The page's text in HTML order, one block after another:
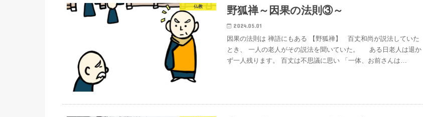
仏教 野狐禅～因果の法則③～
2024.05.01
因果の法則は 禅語にもある 【野狐禅】 百丈和尚が説法していた
とき、 一人の老人がその説法を聞いていた。 ある日老人は退か
ず一人残ります。 百丈は不思議に思い 「一体、お前さんは…